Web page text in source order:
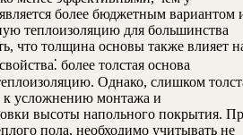
более бюджетным вариантом
теплоизоляцию для большинства
что толщина основы также влияет
более толстая основа
Однако, слишком
к усложнению монтажа и
высоты напольного покрытия.
пола, необходимо учитывать не